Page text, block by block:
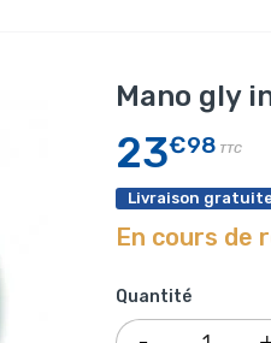
Mano gly
23€98 TTC
Livraison
En cours de
Quantité